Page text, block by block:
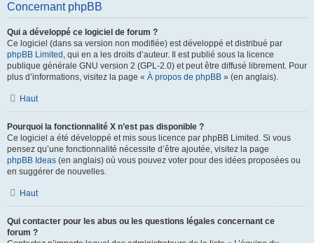
Concernant phpBB
Qui a développé ce logiciel de forum ?
Ce logiciel (dans sa version non modifiée) est développé et distribué par
phpBB Limited , qui en a les droits d’auteur. Il est publié sous la licence
publique générale GNU version 2 (GPL-2.0) et peut être diffusé librement. Pour
plus d’informations, visitez la page « À propos de phpBB » (en anglais).
Haut
Pourquoi la fonctionnalité X n’est pas disponible ?
Ce logiciel a été développé et mis sous licence par phpBB Limited. Si vous
pensez qu’une fonctionnalité nécessite d’être ajoutée, visitez la page
phpBB Ideas (en anglais) où vous pouvez voter pour des idées proposées ou
en suggérer de nouvelles.
Haut
Qui contacter pour les abus ou les questions légales concernant ce
forum ?